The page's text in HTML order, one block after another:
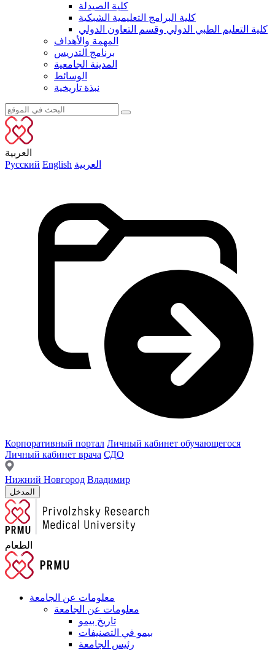
كلية الصيدلة
كلية البرامج التعليمية الشبكية
كلية التعليم الطبي الدولي وقسم التعاون الدولي
المهمة والأهداف
برنامج التدريس
المدينة الجامعية
الوسائط
نبذة تاريخية
العربية
Русский English العربية
Корпоративный портал Личный кабинет обучающегося
Личный кабинет врача СДО
Нижний Новгород Владимир
المدخل
الطعام
معلومات عن الجامعة
معلومات عن الجامعة
تاريخ بيمو
بيمو في التصنيفات
رئيس الجامعة